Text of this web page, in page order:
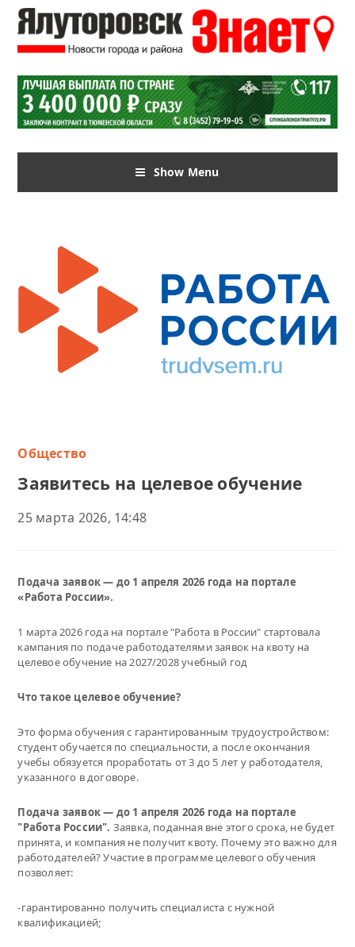
Show Menu
Общество
Заявитесь на целевое обучение
25 марта 2026, 14:48
Подача заявок — до 1 апреля 2026 года на портале
«Работа России».
1 марта 2026 года на портале "Работа в России" стартовала
кампания по подаче работодателями заявок на квоту на
целевое обучение на 2027/2028 учебный год
Что такое целевое обучение?
Это форма обучения с гарантированным трудоустройством:
студент обучается по специальности, а после окончания
учебы обязуется проработать от 3 до 5 лет у работодателя,
указанного в договоре.
Подача заявок — до 1 апреля 2026 года на портале
"Работа России". Заявка, поданная вне этого срока, не будет
принята, и компания не получит квоту. Почему это важно для
работодателей? Участие в программе целевого обучения
позволяет:
-гарантированно получить специалиста с нужной
квалификацией;